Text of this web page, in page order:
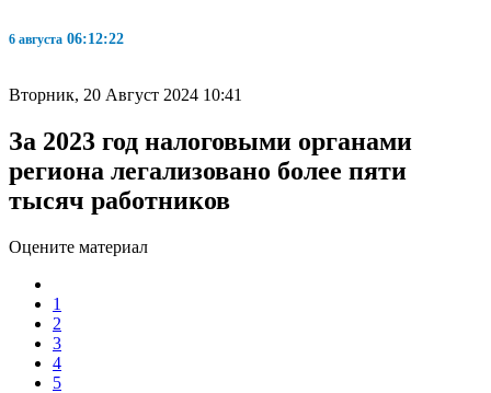
6 августа 06:12:23
Вторник, 20 Август 2024 10:41
За 2023 год налоговыми органами
региона легализовано более пяти
тысяч работников
Оцените материал
1
2
3
4
5